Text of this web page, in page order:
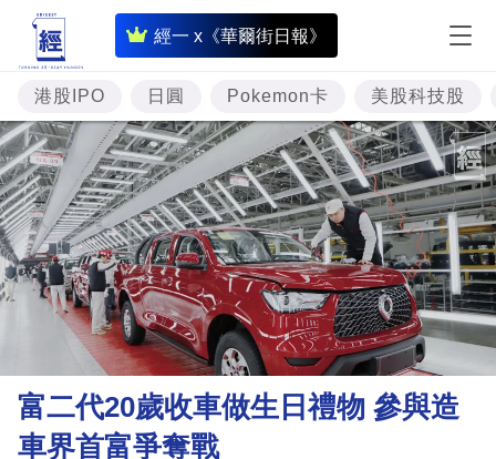
經一 x《華爾街日報》
即
時
財
經
專
題
投
資
樓
市
理
財
商
港股IPO 日圓 Pokemon卡 美股科技股
富二代20歲收車做生日禮物 參與造
車界首富爭奪戰